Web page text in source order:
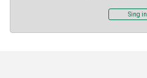
Sing in